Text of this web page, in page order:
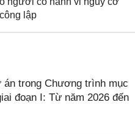
lập
trong Chương trình mục
đoạn I: Từ năm 2026 đến